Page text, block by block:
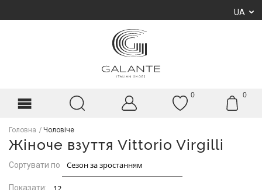
UA
0 0
Головна Чоловіче
Жіноче взуття Vittorio Virgilli
Сортувати по
Показати: